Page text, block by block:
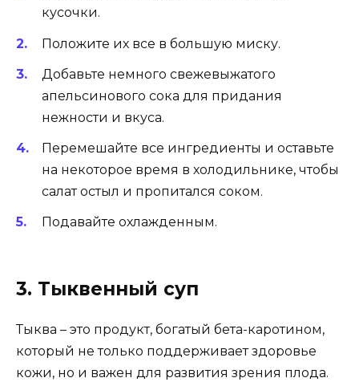
кусочки.
Положите их все в большую миску.
Добавьте немного свежевыжатого
апельсинового сока для придания
нежности и вкуса.
Перемешайте все ингредиенты и оставьте
на некоторое время в холодильнике, чтобы
салат остыл и пропитался соком.
Подавайте охлажденным.
3. Тыквенный суп
Тыква – это продукт, богатый бета-каротином,
который не только поддерживает здоровье
кожи, но и важен для развития зрения плода.